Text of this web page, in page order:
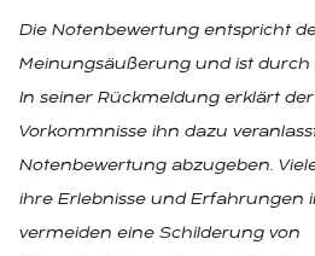
Die Notenbewertung entspricht
Meinungsäußerung und ist durch
In seiner Rückmeldung erklärt
Vorkommnisse ihn dazu
Notenbewertung abzugeben.
ihre Erlebnisse und Erfahrungen
vermeiden eine Schilderung von